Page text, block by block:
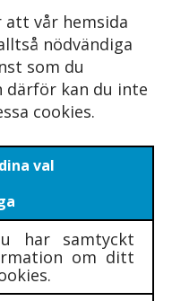
att vår hemsida
nödvändiga
som du
kan du inte
cookies.
val
har samtyckt
om ditt